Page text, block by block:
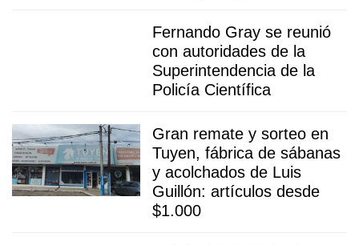
Fernando Gray se reunió
con autoridades de la
Superintendencia de la
Policía Científica
Gran remate y sorteo en
Tuyen, fábrica de sábanas
y acolchados de Luis
Guillón: artículos desde
$1.000